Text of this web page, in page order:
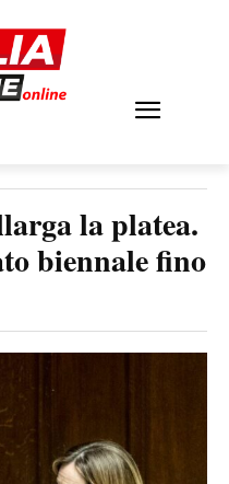
la platea.
biennale fino